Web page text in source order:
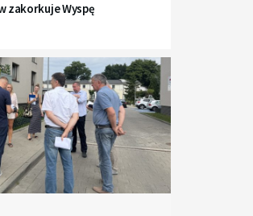
zakorkuje Wyspę